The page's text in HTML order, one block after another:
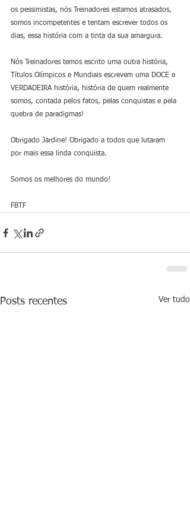
os pessimistas, nós Treinadores estamos atrasados,
somos incompetentes e tentam escrever todos os
dias, essa história com a tinta da sua amargura.
Nós Treinadores temos escrito uma outra história,
Títulos Olímpicos e Mundiais escrevem uma DOCE e
VERDADEIRA história, história de quem realmente
somos, contada pelos fatos, pelas conquistas e pela
quebra de paradigmas!
Obrigado Jardine! Obrigado a todos que lutaram
por mais essa linda conquista.
Somos os melhores do mundo!
FBTF
Posts recentes Ver tudo